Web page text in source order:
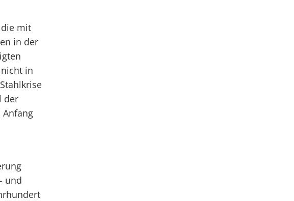
die mit
in der
in
der
Anfang
und